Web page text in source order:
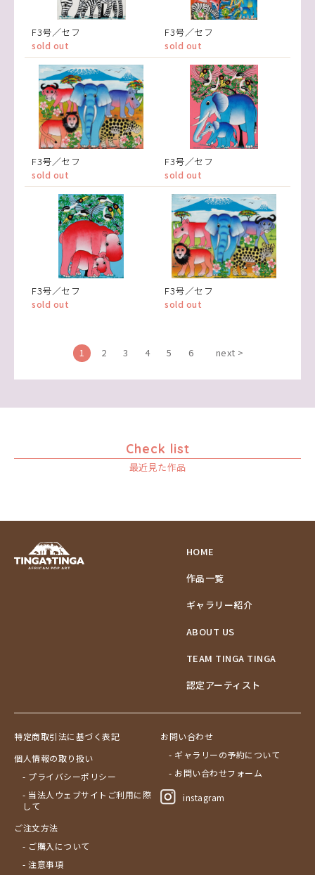
F3号／セフ
sold out
F3号／セフ
sold out
F3号／セフ
sold out
F3号／セフ
sold out
F3号／セフ
sold out
F3号／セフ
sold out
1 2 3 4 5 6 next >
Check list
最近見た作品
HOME
作品一覧
ギャラリー紹介
ABOUT US
TEAM TINGA TINGA
認定アーティスト
特定商取引法に基づく表記
個人情報の取り扱い
- プライバシーポリシー
- 当法人ウェブサイトご利用に際
して
ご注文方法
- ご購入について
- 注意事項
お問い合わせ
- ギャラリーの予約について
- お問い合わせフォーム
instagram